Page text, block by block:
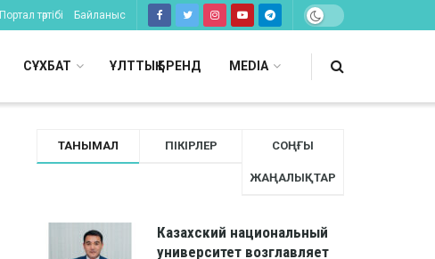
Портал тәртібі Байланыс
СҰХБАТ ҰЛТТЫҚ БРЕНД MEDIA
ТАНЫМАЛ ПІКІРЛЕР СОҢҒЫ
ЖАҢАЛЫҚТАР
Казахский национальный
университет возглавляет